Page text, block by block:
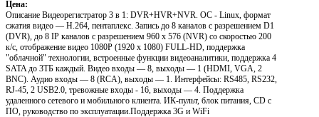
Цена:
Описание Видеорегистратор 3 в 1: DVR+HVR+NVR. ОС - Linux, формат
сжатия видео — H.264, пентаплекс. Запись до 8 каналов с разрешением D1
(DVR), до 8 IP каналов с разрешением 960 x 576 (NVR) со скоростью 200
к/c, отображение видео 1080P (1920 x 1080) FULL-HD, поддержка
"облачной" технологии, встроенные функции видеоаналитики, поддержка 4
SATA до 3ТБ каждый. Видео входы — 8, выходы — 1 (HDMI, VGA, 2
BNC). Аудио входы — 8 (RCA), выходы — 1. Интерфейсы: RS485, RS232,
RJ-45, 2 USB2.0, тревожные входы - 16, выходы — 4. Поддержка
удаленного сетевого и мобильного клиента. ИК-пульт, блок питания, CD с
ПО, руководство по эксплуатации.Поддержка 3G и WiFi